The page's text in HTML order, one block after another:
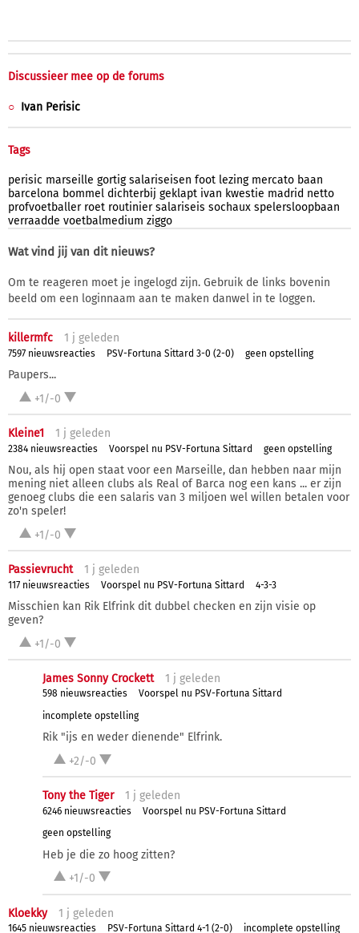
Discussieer mee op de forums
Ivan Perisic
Tags
perisic marseille gortig salariseisen foot lezing mercato baan
barcelona bommel dichterbij geklapt ivan kwestie madrid netto
profvoetballer roet routinier salariseis sochaux spelersloopbaan
verraadde voetbalmedium ziggo
Wat vind jij van dit nieuws?
Om te reageren moet je ingelogd zijn. Gebruik de links bovenin
beeld om een loginnaam aan te maken danwel in te loggen.
killermfc 1 j geleden
7597 nieuwsreacties PSV-Fortuna Sittard 3-0 (2-0) geen opstelling
Paupers...
+1/-0
Kleine1 1 j geleden
2384 nieuwsreacties Voorspel nu PSV-Fortuna Sittard geen opstelling
Nou, als hij open staat voor een Marseille, dan hebben naar mijn
mening niet alleen clubs als Real of Barca nog een kans ... er zijn
genoeg clubs die een salaris van 3 miljoen wel willen betalen voor
zo'n speler!
+1/-0
Passievrucht 1 j geleden
117 nieuwsreacties Voorspel nu PSV-Fortuna Sittard 4-3-3
Misschien kan Rik Elfrink dit dubbel checken en zijn visie op
geven?
+1/-0
James Sonny Crockett 1 j geleden
598 nieuwsreacties
Voorspel nu PSV-Fortuna Sittard
incomplete opstelling
Rik "ijs en weder dienende" Elfrink.
+2/-0
Tony the Tiger 1 j geleden
6246 nieuwsreacties
Voorspel nu PSV-Fortuna Sittard
geen opstelling
Heb je die zo hoog zitten?
+1/-0
Kloekky 1 j geleden
1645 nieuwsreacties PSV-Fortuna Sittard 4-1 (2-0) incomplete opstelling